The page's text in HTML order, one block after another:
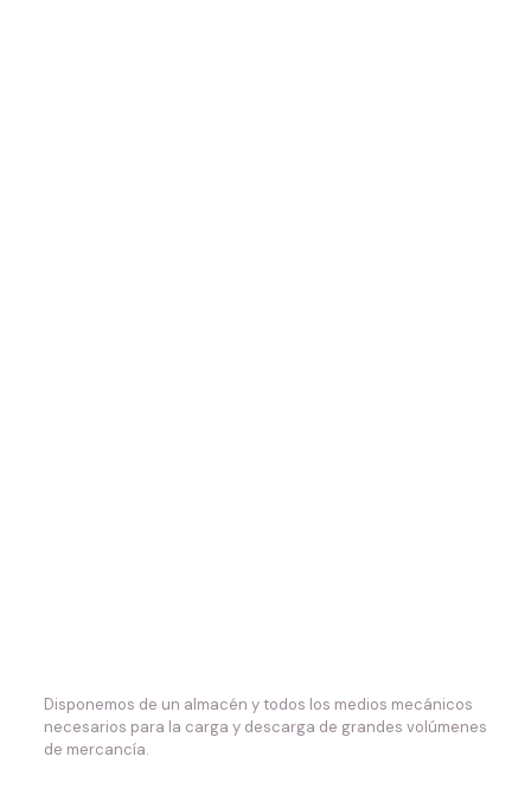
Disponemos de un almacén y todos los medios mecánicos
necesarios para la carga y descarga de grandes volúmenes
de mercancía.